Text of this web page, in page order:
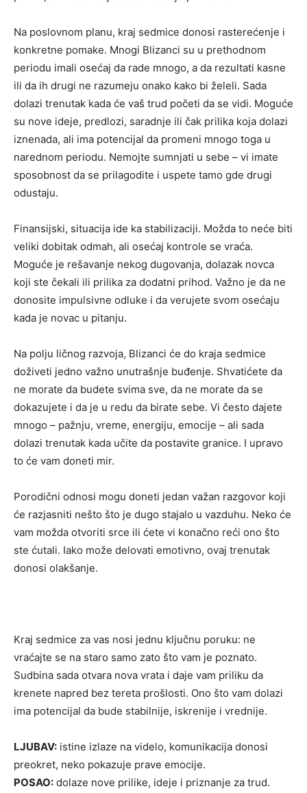
Na poslovnom planu, kraj sedmice donosi rasterećenje i
konkretne pomake. Mnogi Blizanci su u prethodnom
periodu imali osećaj da rade mnogo, a da rezultati kasne
ili da ih drugi ne razumeju onako kako bi želeli. Sada
dolazi trenutak kada će vaš trud početi da se vidi. Moguće
su nove ideje, predlozi, saradnje ili čak prilika koja dolazi
iznenada, ali ima potencijal da promeni mnogo toga u
narednom periodu. Nemojte sumnjati u sebe – vi imate
sposobnost da se prilagodite i uspete tamo gde drugi
odustaju.
Finansijski, situacija ide ka stabilizaciji. Možda to neće biti
veliki dobitak odmah, ali osećaj kontrole se vraća.
Moguće je rešavanje nekog dugovanja, dolazak novca
koji ste čekali ili prilika za dodatni prihod. Važno je da ne
donosite impulsivne odluke i da verujete svom osećaju
kada je novac u pitanju.
Na polju ličnog razvoja, Blizanci će do kraja sedmice
doživeti jedno važno unutrašnje buđenje. Shvatićete da
ne morate da budete svima sve, da ne morate da se
dokazujete i da je u redu da birate sebe. Vi često dajete
mnogo – pažnju, vreme, energiju, emocije – ali sada
dolazi trenutak kada učite da postavite granice. I upravo
to će vam doneti mir.
Porodični odnosi mogu doneti jedan važan razgovor koji
će razjasniti nešto što je dugo stajalo u vazduhu. Neko će
vam možda otvoriti srce ili ćete vi konačno reći ono što
ste ćutali. Iako može delovati emotivno, ovaj trenutak
donosi olakšanje.
Kraj sedmice za vas nosi jednu ključnu poruku: ne
vraćajte se na staro samo zato što vam je poznato.
Sudbina sada otvara nova vrata i daje vam priliku da
krenete napred bez tereta prošlosti. Ono što vam dolazi
ima potencijal da bude stabilnije, iskrenije i vrednije.
LJUBAV: istine izlaze na videlo, komunikacija donosi
preokret, neko pokazuje prave emocije.
POSAO: dolaze nove prilike, ideje i priznanje za trud.